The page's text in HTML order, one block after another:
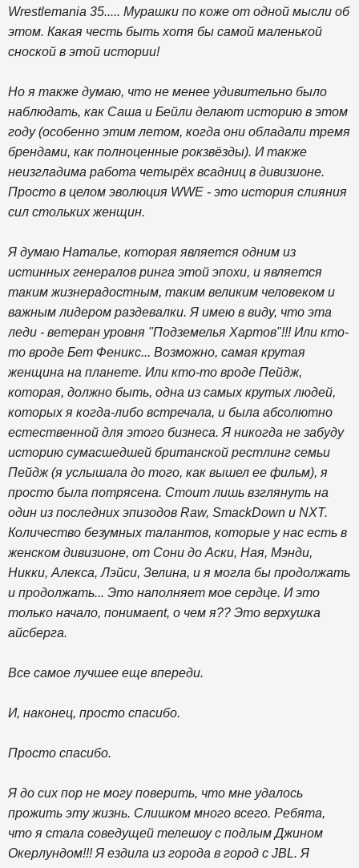
Wrestlemania 35..... Мурашки по коже от одной мысли об
этом. Какая честь быть хотя бы самой маленькой
сноской в этой истории!
Но я также думаю, что не менее удивительно было
наблюдать, как Саша и Бейли делают историю в этом
году (особенно этим летом, когда они обладали тремя
брендами, как полноценные рокзвёзды). И также
неизгладима работа четырёх всадниц в дивизионе.
Просто в целом эволюция WWE - это история слияния
сил стольких женщин.
Я думаю Наталье, которая является одним из
истинных генералов ринга этой эпохи, и является
таким жизнерадостным, таким великим человеком и
важным лидером раздевалки. Я имею в виду, что эта
леди - ветеран уровня "Подземелья Хартов"!!! Или кто-
то вроде Бет Феникс... Возможно, самая крутая
женщина на планете. Или кто-то вроде Пейдж,
которая, должно быть, одна из самых крутых людей,
которых я когда-либо встречала, и была абсолютно
естественной для этого бизнеса. Я никогда не забуду
историю сумасшедшей британской рестлинг семьи
Пейдж (я услышала до того, как вышел ее фильм), я
просто была потрясена. Стоит лишь взглянуть на
один из последних эпизодов Raw, SmackDown и NXT.
Количество безумных талантов, которые у нас есть в
женском дивизионе, от Сони до Аски, Ная, Мэнди,
Никки, Алекса, Лэйси, Зелина, и я могла бы продолжать
и продолжать... Это наполняет мое сердце. И это
только начало, понимаеnt, о чем я?? Это верхушка
айсберга.
Все самое лучшее еще впереди.
И, наконец, просто спасибо.
Просто спасибо.
Я до сих пор не могу поверить, что мне удалось
прожить эту жизнь. Слишком много всего. Ребята,
что я стала соведущей телешоу с подлым Джином
Окерлундом!!! Я ездила из города в город с JBL. Я